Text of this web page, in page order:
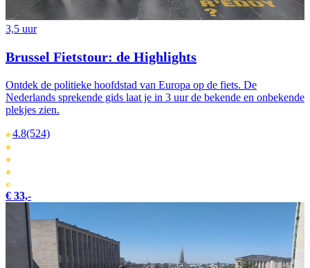
3,5 uur
Brussel Fietstour: de Highlights
Ontdek de politieke hoofdstad van Europa op de fiets. De
Nederlands sprekende gids laat je in 3 uur de bekende en onbekende
plekjes zien.
4.8(524)
€ 33,-